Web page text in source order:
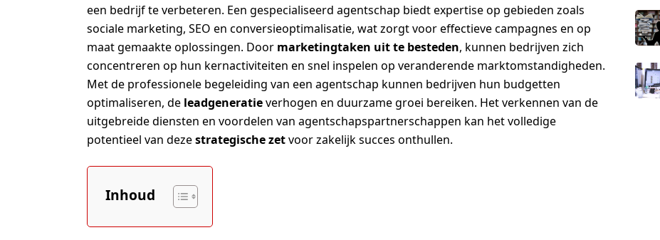
een bedrijf te verbeteren. Een gespecialiseerd agentschap biedt expertise op gebieden zoals
sociale marketing, SEO en conversieoptimalisatie, wat zorgt voor effectieve campagnes en op
maat gemaakte oplossingen. Door marketingtaken uit te besteden, kunnen bedrijven zich
concentreren op hun kernactiviteiten en snel inspelen op veranderende marktomstandigheden.
Met de professionele begeleiding van een agentschap kunnen bedrijven hun budgetten
optimaliseren, de leadgeneratieverhogen en duurzame groei bereiken. Het verkennen van de
uitgebreide diensten en voordelen van agentschapspartnerschappen kan het volledige
potentieel van dezestrategische zetvoor zakelijk succes onthullen.
Inhoud